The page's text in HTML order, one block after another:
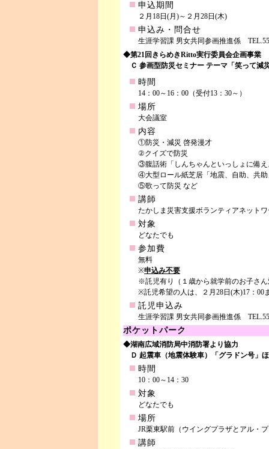
申込期間
２月18日(月)～２月28日(木)
申込み・問合せ
生涯学習課 男女共同参画推進係
◆第21回きらめきRitto実行委員会企画事業
Ｃ 参画型防災セミナー テーマ「笑って減
時間
14：00～16：00（受付13：30～）
場所
大会議室
内容
①防災・減災 啓発漫才
②クイズで防災
③腹話術「しんちゃんといっしょに備
④大型ロール紙芝居「地震、自助、共助
⑤歌って防災 など
講師
たかしま災害支援ボランティアネット
対象
どなたでも
参加費
無料
※申込み不要
※託児有り（１歳から就学前のお子さ
※託児希望の人は、２月28日(木)17：00
託児申込み
生涯学習課 男女共同参画推進係
ポケットパーク
◆湖南広域消防局中消防署より協力
Ｄ 起震車（地震体験車）「グラドン号
時間
10：00～14：30
対象
どなたでも
場所
JR栗東駅前（ウイングプラザとアル・
講師